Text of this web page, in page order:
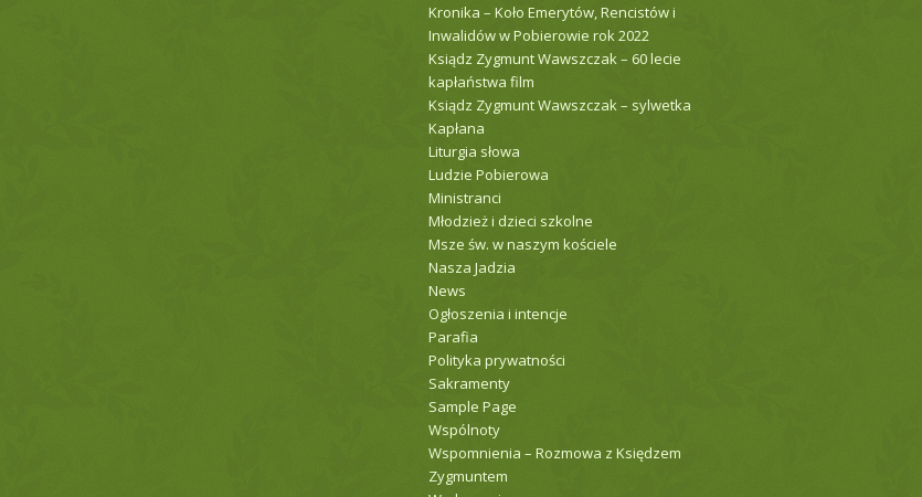
Kronika – Koło Emerytów, Rencistów i
Inwalidów w Pobierowie rok 2022
Ksiądz Zygmunt Wawszczak – 60 lecie
kapłaństwa film
Ksiądz Zygmunt Wawszczak – sylwetka
Kapłana
Liturgia słowa
Ludzie Pobierowa
Ministranci
Młodzież i dzieci szkolne
Msze św. w naszym kościele
Nasza Jadzia
News
Ogłoszenia i intencje
Parafia
Polityka prywatności
Sakramenty
Sample Page
Wspólnoty
Wspomnienia – Rozmowa z Księdzem
Zygmuntem